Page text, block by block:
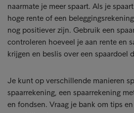
naarmate je meer spaart. Als je
hoge rente of een
nog positiever zijn. Gebruik een
controleren hoeveel je aan rente en
krijgen en beslis over een spaardoel
Je kunt op verschillende manieren
spaarrekening, een spaarrekening
en fondsen. Vraag je bank om tips